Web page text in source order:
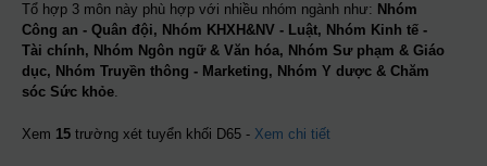
Tổ hợp 3 môn này phù hợp với nhiều nhóm ngành như: Nhóm
Công an - Quân đội, Nhóm KHXH&NV - Luật, Nhóm Kinh tế -
Tài chính, Nhóm Ngôn ngữ & Văn hóa, Nhóm Sư phạm & Giáo
dục, Nhóm Truyền thông - Marketing, Nhóm Y dược & Chăm
sóc Sức khỏe.
Xem 15 trường xét tuyển khối D65 - Xem chi tiết